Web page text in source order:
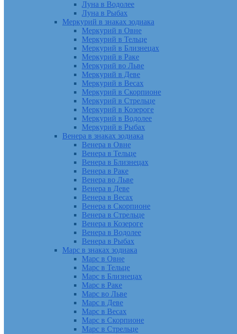
Луна в Водолее
Луна в Рыбах
Меркурий в знаках зодиака
Меркурий в Овне
Меркурий в Тельце
Меркурий в Близнецах
Меркурий в Раке
Меркурий во Льве
Меркурий в Деве
Меркурий в Весах
Меркурий в Скорпионе
Меркурий в Стрельце
Меркурий в Козероге
Меркурий в Водолее
Меркурий в Рыбах
Венера в знаках зодиака
Венера в Овне
Венера в Тельце
Венера в Близнецах
Венера в Раке
Венера во Льве
Венера в Деве
Венера в Весах
Венера в Скорпионе
Венера в Стрельце
Венера в Козероге
Венера в Водолее
Венера в Рыбах
Марс в знаках зодиака
Марс в Овне
Марс в Тельце
Марс в Близнецах
Марс в Раке
Марс во Льве
Марс в Деве
Марс в Весах
Марс в Скорпионе
Марс в Стрельце